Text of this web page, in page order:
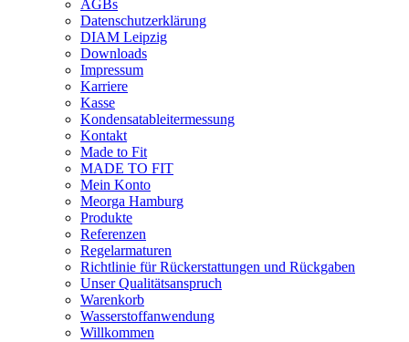
AGBs
Datenschutzerklärung
DIAM Leipzig
Downloads
Impressum
Karriere
Kasse
Kondensatableitermessung
Kontakt
Made to Fit
MADE TO FIT
Mein Konto
Meorga Hamburg
Produkte
Referenzen
Regelarmaturen
Richtlinie für Rückerstattungen und Rückgaben
Unser Qualitätsanspruch
Warenkorb
Wasserstoffanwendung
Willkommen